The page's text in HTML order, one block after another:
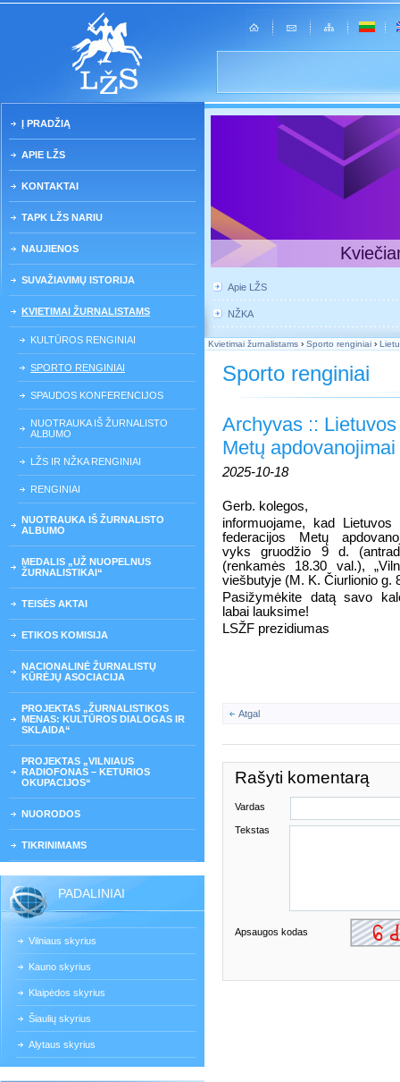
Į PRADŽIĄ
APIE LŽS
KONTAKTAI
TAPK LŽS NARIU
NAUJIENOS
SUVAŽIAVIMŲ ISTORIJA
KVIETIMAI ŽURNALISTAMS
KULTŪROS RENGINIAI
SPORTO RENGINIAI
SPAUDOS KONFERENCIJOS
NUOTRAUKA IŠ ŽURNALISTO
ALBUMO
LŽS IR NŽKA RENGINIAI
RENGINIAI
NUOTRAUKA IŠ ŽURNALISTO
ALBUMO
MEDALIS „UŽ NUOPELNUS
ŽURNALISTIKAI“
TEISĖS AKTAI
ETIKOS KOMISIJA
NACIONALINĖ ŽURNALISTŲ
KŪRĖJŲ ASOCIACIJA
PROJEKTAS „ŽURNALISTIKOS
MENAS: KULTŪROS DIALOGAS IR
SKLAIDA“
PROJEKTAS „VILNIAUS
RADIOFONAS – KETURIOS
OKUPACIJOS“
NUORODOS
TIKRINIMAMS
PADALINIAI
Vilniaus skyrius
Kauno skyrius
Klaipėdos skyrius
Šiaulių skyrius
Alytaus skyrius
Apie LŽS
NŽKA
Kvietimai žurnalistams › Sporto renginiai ›
Sporto renginiai
Archyvas ::
Metų
2025-10-18
Gerb. kolegos,
informuojame, kad Lietuvos
federacijos Metų
vyks gruodžio 9 d.
(renkamės 18.30 val.),
viešbutyje (M. K. Čiurlionio g.
Pasižymėkite datą savo
labai lauksime!
LSŽF prezidiumas
Atgal
Rašyti komentarą
Vardas
Tekstas
Apsaugos kodas